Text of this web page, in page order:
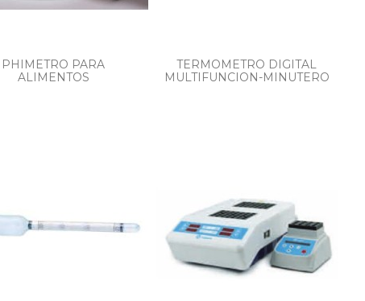
PHIMETRO PARA
ALIMENTOS
TERMOMETRO DIGITAL
MULTIFUNCION-MINUTERO